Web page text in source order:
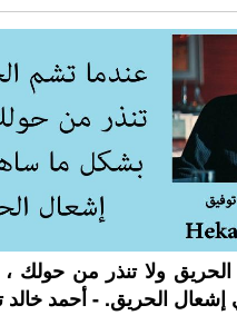
ولا تنذر من حولك
الحريق. - أحمد خالد